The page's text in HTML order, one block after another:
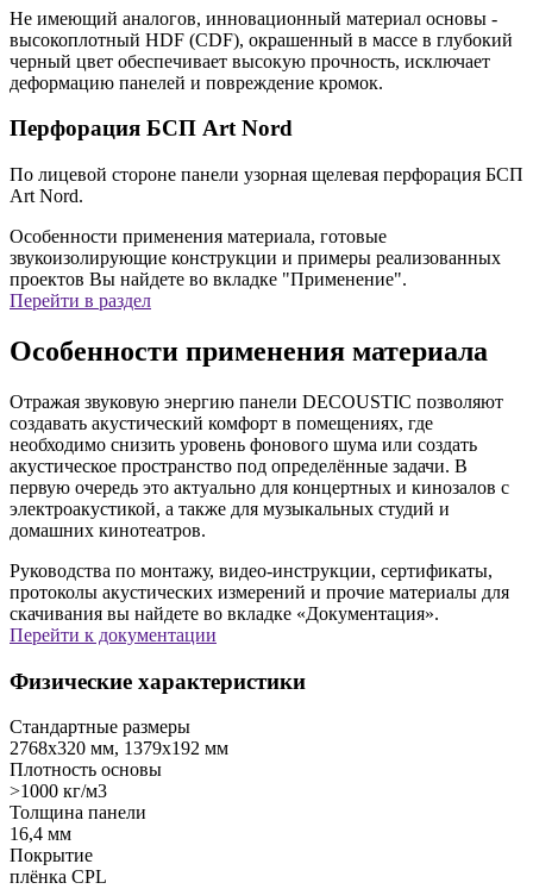
Не имеющий аналогов, инновационный материал основы -
высокоплотный HDF (СDF), окрашенный в массе в глубокий
черный цвет обеспечивает высокую прочность, исключает
деформацию панелей и повреждение кромок.
Перфорация БСП Art Nord
По лицевой стороне панели узорная щелевая перфорация БСП
Art Nord.
Особенности применения материала, готовые
звукоизолирующие конструкции и примеры реализованных
проектов Вы найдете во вкладке "Применение".
Перейти в раздел
Особенности применения материала
Отражая звуковую энергию панели DECOUSTIC позволяют
создавать акустический комфорт в помещениях, где
необходимо снизить уровень фонового шума или создать
акустическое пространство под определённые задачи. В
первую очередь это актуально для концертных и кинозалов с
электроакустикой, а также для музыкальных студий и
домашних кинотеатров.
Руководства по монтажу, видео-инструкции, сертификаты,
протоколы акустических измерений и прочие материалы для
скачивания вы найдете во вкладке «Документация».
Перейти к документации
Физические характеристики
Стандартные размеры
2768х320 мм, 1379х192 мм
Плотность основы
>1000 кг/м3
Толщина панели
16,4 мм
Покрытие
плёнка CPL